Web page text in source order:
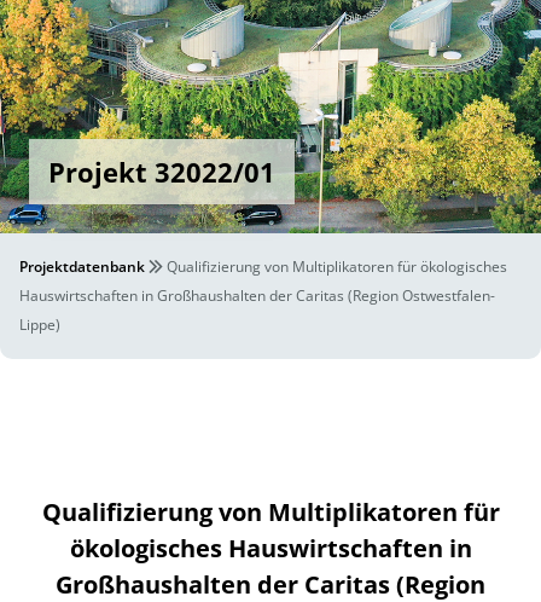
Projekt 32022/01
Projektdatenbank
Qualifizierung von Multiplikatoren für ökologisches
Hauswirtschaften in Großhaushalten der Caritas (Region Ostwestfalen-
Lippe)
Qualifizierung von Multiplikatoren für
ökologisches Hauswirtschaften in
Großhaushalten der Caritas (Region